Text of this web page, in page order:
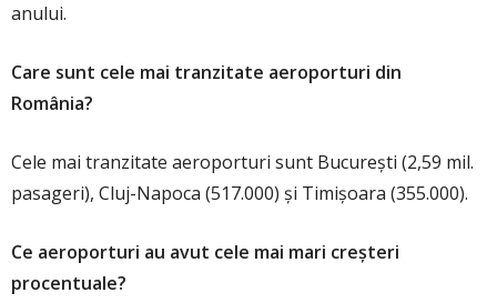
anului.
Care sunt cele mai tranzitate aeroporturi din
România?
Cele mai tranzitate aeroporturi sunt București (2,59 mil.
pasageri), Cluj-Napoca (517.000) și Timișoara (355.000).
Ce aeroporturi au avut cele mai mari creșteri
procentuale?